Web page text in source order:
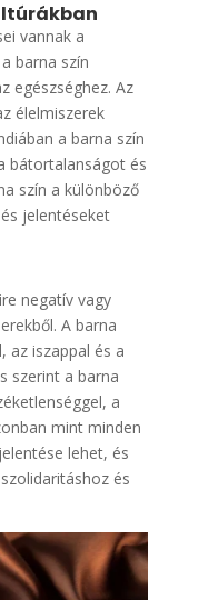
vannak a
barna szín
egészséghez. Az
élelmiszerek
a barna szín
bátortalanságot és
szín a különböző
jelentéseket
negatív vagy
A barna
az iszappal és a
szerint a barna
a
mint minden
lehet, és
és